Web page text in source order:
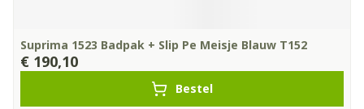
Suprima 1523 Badpak + Slip Pe Meisje Blauw T152
€ 190,10
Bestel